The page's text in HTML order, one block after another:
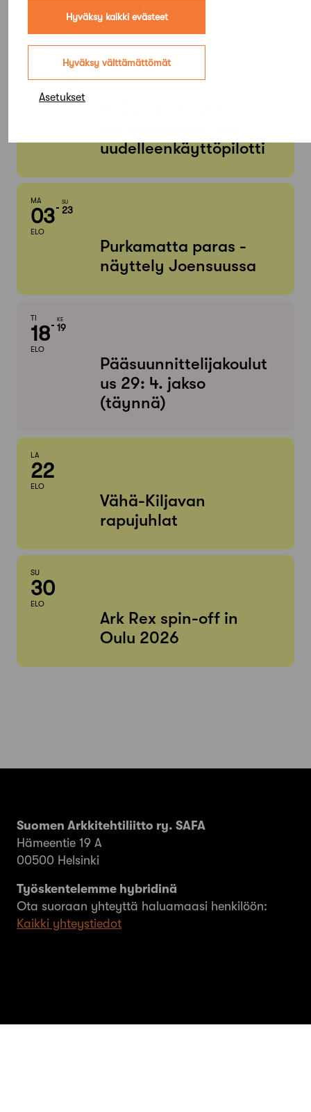
Hyväksy kaikki evästeet
Hyväksy välttämättömät
Asetukset
muodot
01
HEINÄ
MA
ELO
uudelleenkäyttöpilotti
MA
03
ELO
SU
23
Purkamatta paras -
näyttely Joensuussa
TI
18
ELO
KE
19
Pääsuunnittelijakoulut
us 29: 4. jakso
(täynnä)
LA
22
ELO
Vähä-Kiljavan
rapujuhlat
SU
30
ELO
Ark Rex spin-off in
Oulu 2026
Suomen Arkkitehtiliitto ry. SAFA
Hämeentie 19 A
00500 Helsinki
Työskentelemme hybridinä
Ota suoraan yhteyttä haluamaasi henkilöön:
Kaikki yhteystiedot